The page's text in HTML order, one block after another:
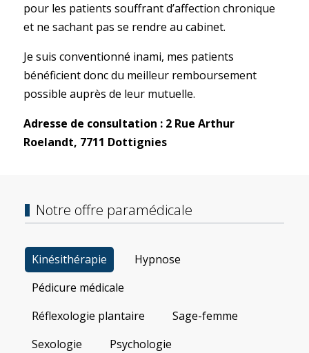
pour les patients souffrant d’affection chronique
et ne sachant pas se rendre au cabinet.
Je suis conventionné inami, mes patients
bénéficient donc du meilleur remboursement
possible auprès de leur mutuelle.
Adresse de consultation : 2 Rue Arthur
Roelandt, 7711 Dottignies
Notre offre paramédicale
Kinésithérapie
Hypnose
Pédicure médicale
Réflexologie plantaire
Sage-femme
Sexologie
Psychologie